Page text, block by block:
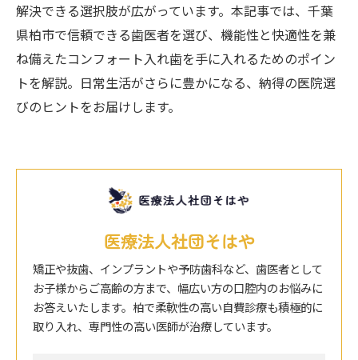
解決できる選択肢が広がっています。本記事では、千葉
県柏市で信頼できる歯医者を選び、機能性と快適性を兼
ね備えたコンフォート入れ歯を手に入れるためのポイン
トを解説。日常生活がさらに豊かになる、納得の医院選
びのヒントをお届けします。
医療法人社団そはや
矯正や抜歯、インプラントや予防歯科など、歯医者として
お子様からご高齢の方まで、幅広い方の口腔内のお悩みに
お答えいたします。柏で柔軟性の高い自費診療も積極的に
取り入れ、専門性の高い医師が治療しています。